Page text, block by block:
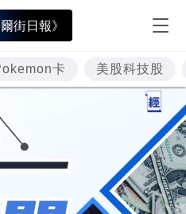
街日報》
卡 美股科技股